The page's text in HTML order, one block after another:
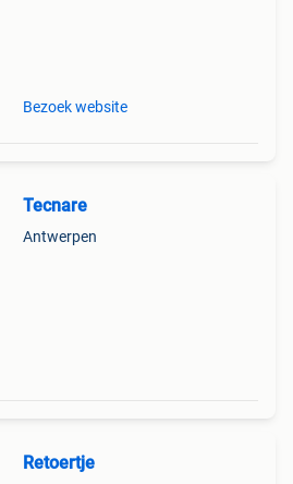
Bezoek website
Tecnare
Antwerpen
Retoertje